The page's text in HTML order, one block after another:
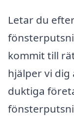
Letar du
kommit till
hjälper vi
duktiga